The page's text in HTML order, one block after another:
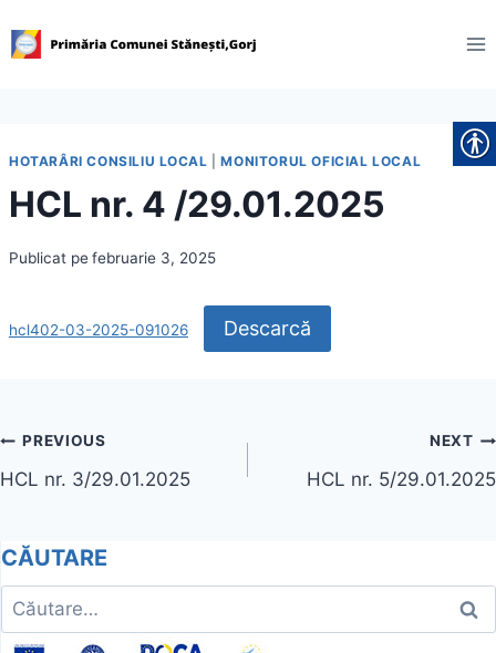
to
HOTARÂRI CONSILIU LOCAL |MONITORUL OFICIAL LOCAL
HCL nr. 4 /29.01.2025
Publicat pefebruarie 3, 2025
hcl402-03-2025-091026 Descarcă
Navigare
în
articole
PREVIOUS
HCL nr. 3/29.01.2025
NEXT
HCL nr. 5/29.01.2025
CĂUTARE
Caută
după: